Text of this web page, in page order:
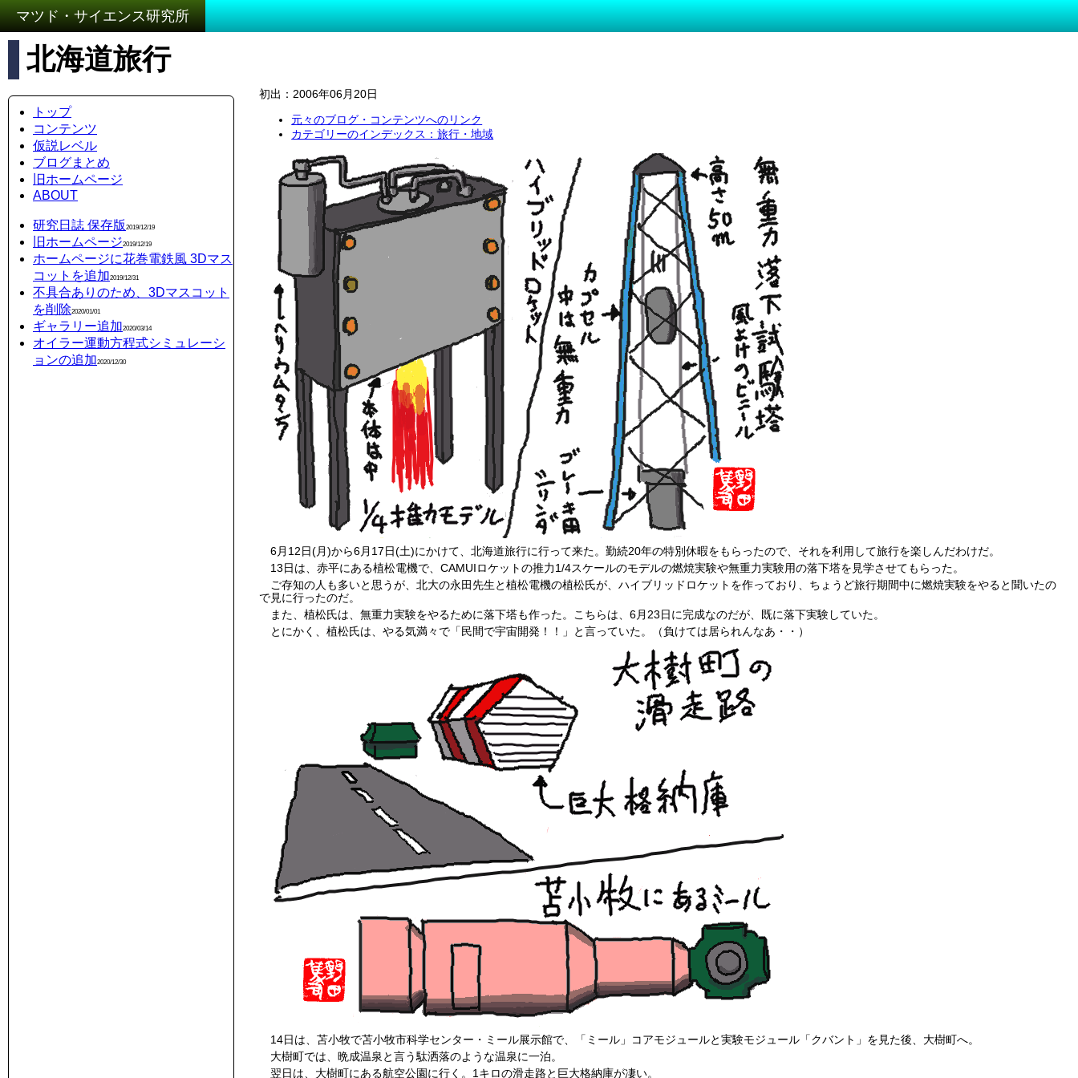
マツド・サイエンス研究所
北海道旅行
トップ
コンテンツ
仮説レベル
ブログまとめ
旧ホームページ
ABOUT
研究日誌 保存版 2019/12/19
旧ホームページ2019/12/19
ホームページに花巻電鉄風 3Dマス
コットを追加2019/12/31
不具合ありのため、3Dマスコット
を削除2020/01/01
ギャラリー追加2020/03/14
オイラー運動方程式シミュレーシ
ョンの追加2020/12/30
初出：2006年06月20日
元々のブログ・コンテンツへのリンク
カテゴリーのインデックス：旅行・地域
6月12日(月)から6月17日(土)にかけて、北海道旅行に行って来た。勤続20年の特別休暇をもらったので、それを利用して旅行を楽しんだわけだ。
13日は、赤平にある植松電機で、CAMUIロケットの推力1/4スケールのモデルの燃焼実験や無重力実験用の落下塔を見学させてもらった。
ご存知の人も多いと思うが、北大の永田先生と植松電機の植松氏が、ハイブリッドロケットを作っており、ちょうど旅行期間中に燃焼実験をやると聞いたの
で見に行ったのだ。
また、植松氏は、無重力実験をやるために落下塔も作った。こちらは、6月23日に完成なのだが、既に落下実験していた。
とにかく、植松氏は、やる気満々で「民間で宇宙開発！！」と言っていた。（負けては居られんなあ・・）
14日は、苫小牧で苫小牧市科学センター・ミール展示館で、「ミール」コアモジュールと実験モジュール「クバント」を見た後、大樹町へ。
大樹町では、晩成温泉と言う駄洒落のような温泉に一泊。
翌日は、大樹町にある航空公園に行く。1キロの滑走路と巨大格納庫が凄い。